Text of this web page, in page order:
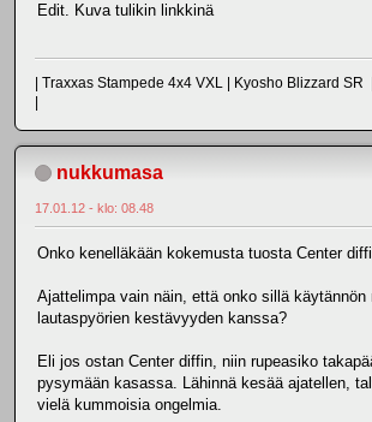
Edit. Kuva tulikin linkkinä
| Traxxas Stampede 4x4 VXL | Kyosho Blizzard SR
|
nukkumasa
17.01.12 - klo: 08.48
Onko kenelläkään kokemusta tuosta Center
Ajattelimpa vain näin, että onko sillä
lautaspyörien kestävyyden kanssa?
Eli jos ostan Center diffin, niin rupeasiko
pysymään kasassa. Lähinnä kesää ajatellen,
vielä kummoisia ongelmia.